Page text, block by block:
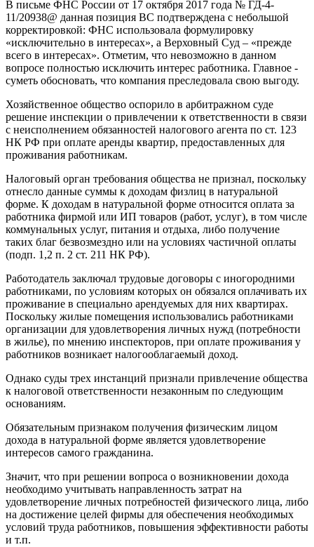
В письме ФНС России от 17 октября 2017 года № ГД-4-
11/20938@ данная позиция ВС подтверждена с небольшой
корректировкой: ФНС использовала формулировку
«исключительно в интересах», а Верховный Суд – «прежде
всего в интересах». Отметим, что невозможно в данном
вопросе полностью исключить интерес работника. Главное -
суметь обосновать, что компания преследовала свою выгоду.
Хозяйственное общество оспорило в арбитражном суде
решение инспекции о привлечении к ответственности в связи
с неисполнением обязанностей налогового агента по ст. 123
НК РФ при оплате аренды квартир, предоставленных для
проживания работникам.
Налоговый орган требования общества не признал, поскольку
отнесло данные суммы к доходам физлиц в натуральной
форме. К доходам в натуральной форме относится оплата за
работника фирмой или ИП товаров (работ, услуг), в том числе
коммунальных услуг, питания и отдыха, либо получение
таких благ безвозмездно или на условиях частичной оплаты
(подп. 1,2 п. 2 ст. 211 НК РФ).
Работодатель заключал трудовые договоры с иногородними
работниками, по условиям которых он обязался оплачивать их
проживание в специально арендуемых для них квартирах.
Поскольку жилые помещения использовались работниками
организации для удовлетворения личных нужд (потребности
в жилье), по мнению инспекторов, при оплате проживания у
работников возникает налогооблагаемый доход.
Однако суды трех инстанций признали привлечение общества
к налоговой ответственности незаконным по следующим
основаниям.
Обязательным признаком получения физическим лицом
дохода в натуральной форме является удовлетворение
интересов самого гражданина.
Значит, что при решении вопроса о возникновении дохода
необходимо учитывать направленность затрат на
удовлетворение личных потребностей физического лица, либо
на достижение целей фирмы для обеспечения необходимых
условий труда работников, повышения эффективности работы
и т.п.